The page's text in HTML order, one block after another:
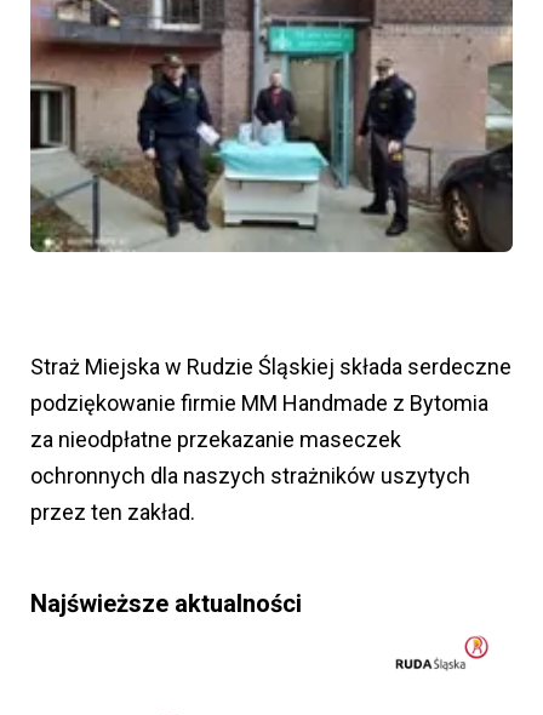
Straż Miejska w Rudzie Śląskiej składa serdeczne
podziękowanie firmie MM Handmade z Bytomia
za nieodpłatne przekazanie maseczek
ochronnych dla naszych strażników uszytych
przez ten zakład.
Najświeższe aktualności